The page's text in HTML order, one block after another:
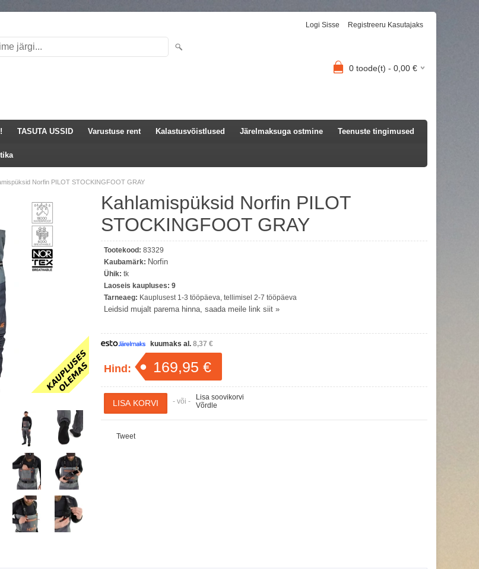
Logi Sisse Registreeru Kasutajaks
0 toode(t) - 0,00 €
TASUTA USSID Varustuse rent Kalastusvõistlused Järelmaksuga ostmine Teenuste tingimused
Norfin PILOT STOCKINGFOOT GRAY
Kahlamispüksid Norfin PILOT
STOCKINGFOOT GRAY
Tootekood: 83329
Kaubamärk: Norfin
Ühik: tk
Laoseis kaupluses: 9
Tarneaeg: Kauplusest 1-3 tööpäeva, tellimisel 2-7 tööpäeva
Leidsid mujalt parema hinna, saada meile link siit »
kuumaks al. 8,37 €
Hind: 169,95 €
- või -
Lisa soovikorvi
Võrdle
Tweet